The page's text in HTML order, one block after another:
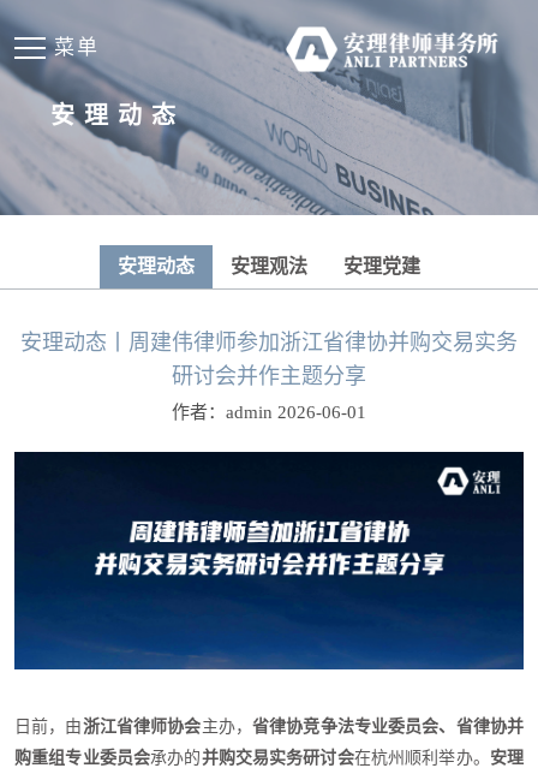
菜单
安理动态
安理动态 安理观法 安理党建
安理动态丨周建伟律师参加浙江省律协并购交易实务
研讨会并作主题分享
作者：admin 2026-06-01
日前，由浙江省律师协会主办， 省律协竞争法专业委员会、省律协并
购重组专业委员会承办的并购交易实务研讨会在杭州顺利举办。 安理